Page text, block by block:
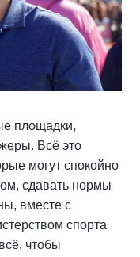
площадки,
Всё это
могут спокойно
сдавать нормы
вместе с
спорта
чтобы